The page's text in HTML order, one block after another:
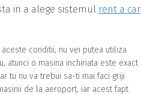
in a alege sistemul rent a car
conditii, nu vei putea utiliza
atunci o masina inchiriata este exact
tu nu va trebui sa-ti mai faci griji
de la aeroport, iar acest fapt